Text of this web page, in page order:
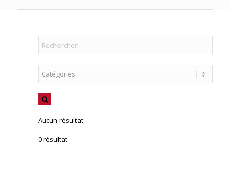
Aucun résultat
0 résultat